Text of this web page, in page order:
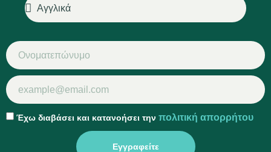
Έχω διαβάσει και κατανοήσει την πολιτική απορρήτου
Εγγραφείτε